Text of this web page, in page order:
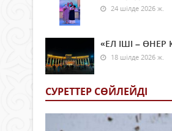
24 шілде 2026 ж.
«ЕЛ ІШІ – ӨНЕР
18 шілде 2026 ж.
СУРЕТТЕР СӨЙЛЕЙДI